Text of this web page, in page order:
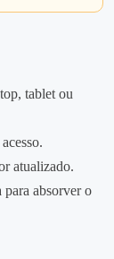
tablet ou
atualizado.
absorver o